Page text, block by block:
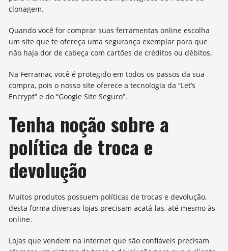
clonagem.
Quando você for comprar suas ferramentas online escolha
um site que te ofereça uma segurança exemplar para que
não haja dor de cabeça com cartões de créditos ou débitos.
Na Ferramac você é protegido em todos os passos da sua
compra, pois o nosso site oferece a tecnologia da “Let’s
Encrypt” e do “Google Site Seguro”.
Tenha noção sobre a
política de troca e
devolução
Muitos produtos possuem políticas de trocas e devolução,
desta forma diversas lojas precisam acatá-las, até mesmo às
online.
Lojas que vendem na internet que são confiáveis precisam